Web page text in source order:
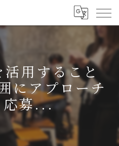
用すること
にアプローチ
応募...